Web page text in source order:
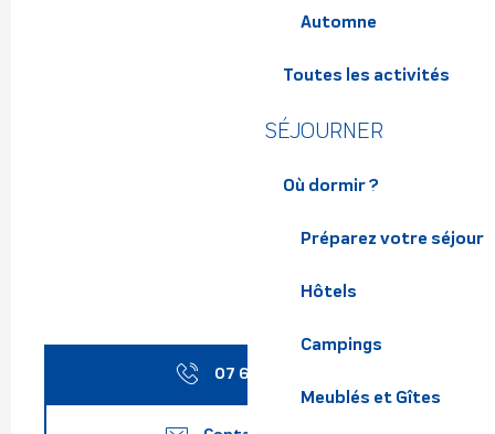
Automne
Toutes les activités
SÉJOURNER
Où dormir ?
Préparez votre séjour
Hôtels
Campings
Meublés et Gîtes
07 67 11 10